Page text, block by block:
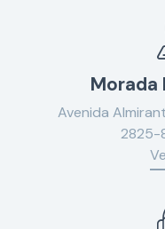
Morada
Avenida
2825-